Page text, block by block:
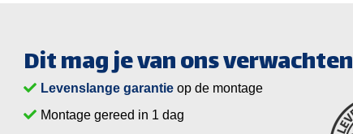
Dit mag je van ons verwachten
Levenslange garantie op de montage
Montage gereed in 1 dag